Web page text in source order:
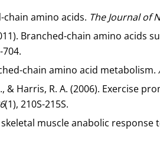
chain amino acids. The Journal of
Branched-chain amino
704.
chain amino acid metabolism.
& Harris, R. A. (2006). Exercise
(1), 210S-215S.
skeletal muscle anabolic